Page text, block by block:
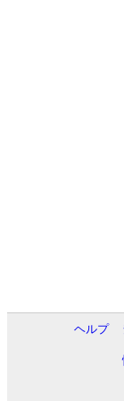
ヘルプ